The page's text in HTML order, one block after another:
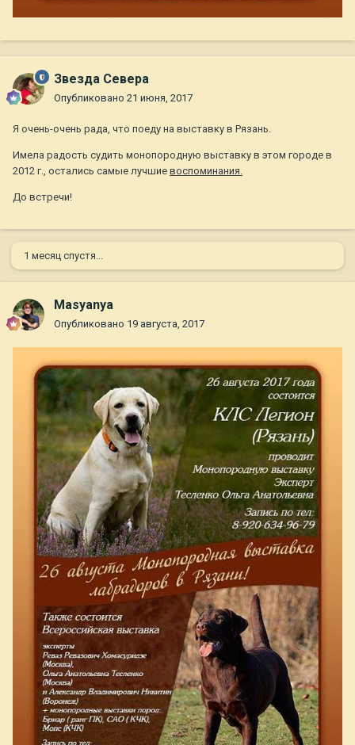
Звезда Севера
Опубликовано 21 июня, 2017
Я очень-очень рада, что поеду на выставку в Рязань.
Имела радость судить монопородную выставку в этом городе в
2012 г., остались самые лучшие воспоминания.
До встречи!
1 месяц спустя...
Masyanya
Опубликовано 19 августа, 2017